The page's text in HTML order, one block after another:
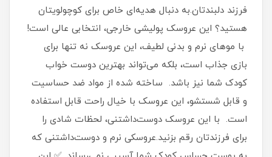
فرزند دلبندتان.به دنبال هدیه‌ای خاص برای کوچولویتان
هستید؟ این عروسک پولیشی خارجی، انتخابی عالی است!
با موهای نرم و بدنی لطیف، این عروسک نه تنها برای
بازی جذاب است، بلکه می‌تواند بهترین دوست خواب
کودک شما نیز باشد. ساخته شده از مواد ضد حساسیت
و قابل شستشو، این عروسک با خیال راحت قابل استفاده
است. با این عروسک دوست‌داشتنی، لحظات شادی را
برای فرزندتان رقم بزنید.عروسکی نرم و دوست‌داشتنی که